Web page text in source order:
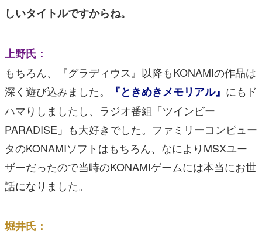
しいタイトルですからね。
上野氏：
もちろん、『グラディウス』以降もKONAMIの作品は
深く遊び込みました。
『ときめきメモリアル』 にもド
ハマりしましたし、ラジオ番組「ツインビー
PARADISE」も大好きでした。ファミリーコンピュー
タのKONAMIソフトはもちろん、なによりMSXユー
ザーだったので当時のKONAMIゲームには本当にお世
話になりました。
堀井氏：